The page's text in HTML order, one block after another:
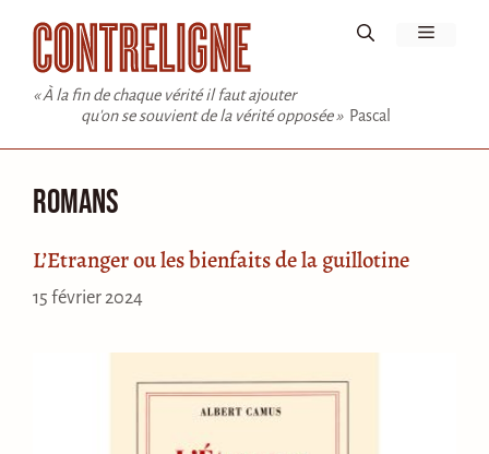
contenu
« À la fin de chaque vérité il faut ajouter
qu'on se souvient de la vérité opposée » Pascal
Menu
romans
L’Etranger ou les bienfaits de la guillotine
15 février 2024